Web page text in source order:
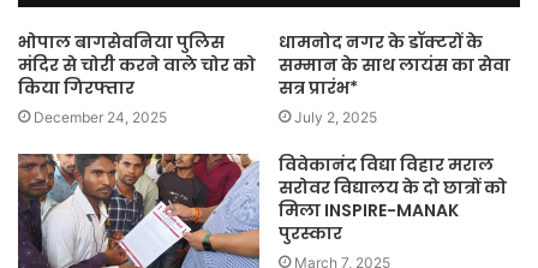
भोपाल बागसेवनिया पुलिस
मंदिर से चोरी करने वाले चोर को
किया गिरफ्तार
December 24, 2025
धामनोद नगर के डॉक्टरों के
सम्मान के साथ लायंस का सेवा
सत्र प्रारंभ*
July 2, 2025
विवेकानंद विद्या विहार मराल
सरोवर विद्यालय के दो छात्रों को
मिला INSPIRE-MANAK
पुरस्कार
March 7, 2025